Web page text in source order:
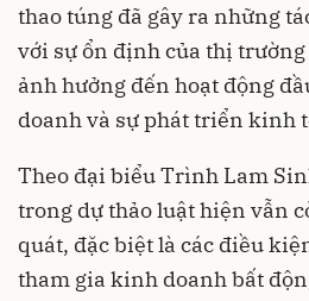
thao túng đã gây ra những
với sự ổn định của thị
ảnh hưởng đến hoạt động
doanh và sự phát triển kinh
Theo đại biểu Trình Lam
trong dự thảo luật hiện vẫn
quát, đặc biệt là các điều
tham gia kinh doanh bất